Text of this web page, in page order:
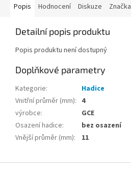
Popis Hodnocení Diskuze Značka
Detailní popis produktu
Popis produktu není dostupný
Doplňkové parametry
Kategorie:
Hadice
Vnitřní průměr (mm): 4
výrobce:
GCE
Osazení hadice:
bez osazení
Vnější průměr (mm): 11